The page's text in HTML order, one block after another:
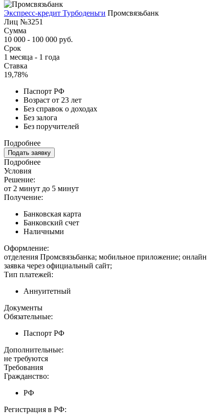
Экспресс-кредит Турбоденьги Промсвязьбанк
Лиц №3251
Сумма
10 000 - 100 000 руб.
Срок
1 месяца - 1 года
Ставка
19,78%
Паспорт РФ
Возраст от 23 лет
Без справок о доходах
Без залога
Без поручителей
Подробнее
Подать заявку
Подробнее
Условия
Решение:
от 2 минут до 5 минут
Получение:
Банковская карта
Банковский счет
Наличными
Оформление:
отделения Промсвязьбанка; мобильное приложение; онлайн
заявка через официальный сайт;
Тип платежей:
Аннуитетный
Документы
Обязательные:
Паспорт РФ
Дополнительные:
не требуются
Требования
Гражданство:
РФ
Регистрация в РФ: